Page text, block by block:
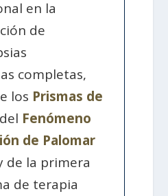
en la
de
completas,
los Prismas de
Fenómeno
de Palomar
de la primera
de terapia